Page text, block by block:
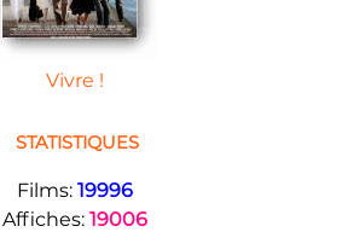
Vivre !
STATISTIQUES
Films: 19996
Affiches: 19006